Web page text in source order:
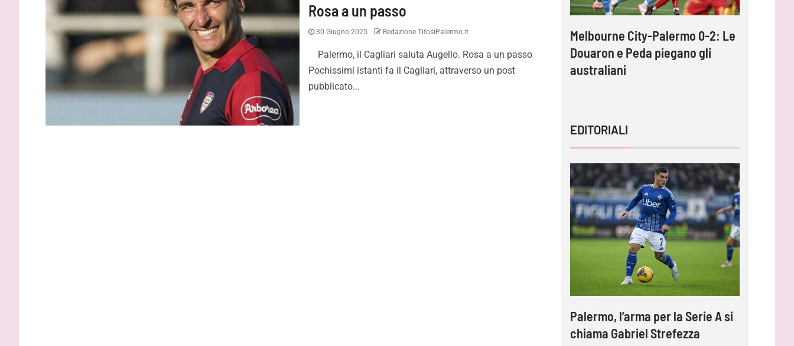
Rosa a un passo
30 Giugno 2025 Redazione TifosiPalermo.it
Palermo, il Cagliari saluta Augello. Rosa a un passo
Pochissimi istanti fa il Cagliari, attraverso un post
pubblicato...
Gardini: “Pronti per essere
protagonisti. Con i tifosi nulla è
impossibile”
Inzaghi: “Contenti di aver vinto,
adesso ci sarà da lottare per
tornare dove meritiamo”
Melbourne City-Palermo 0-2: Le
Douaron e Peda piegano gli
australiani
EDITORIALI
Palermo, l’arma per la Serie A si
chiama Gabriel Strefezza